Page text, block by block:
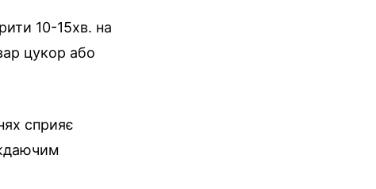
10-15хв. на
цукор або
сприяє